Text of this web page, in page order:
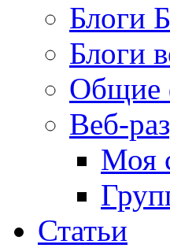
Блоги
Блоги
Общие
Веб-
Моя
Статьи